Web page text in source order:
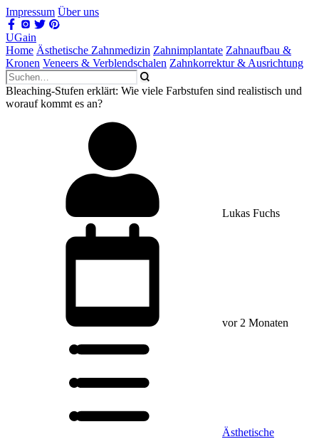
Impressum Über uns
UGain
Home Ästhetische Zahnmedizin Zahnimplantate Zahnaufbau &
Kronen Veneers & Verblendschalen Zahnkorrektur & Ausrichtung
Bleaching-Stufen erklärt: Wie viele Farbstufen sind realistisch und
worauf kommt es an?
Lukas Fuchs
vor 2 Monaten
Ästhetische